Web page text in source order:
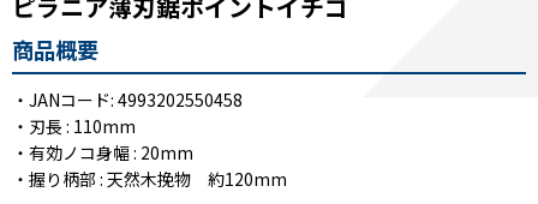
商品概要
・JANコード: 4993202550458
・刃長 : 110mm
・有効ノコ身幅 : 20mm
・握り柄部 : 天然木挽物 約120mm